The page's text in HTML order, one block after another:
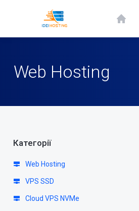
Web Hosting
Категорії
Web Hosting
VPS SSD
Cloud VPS NVMe